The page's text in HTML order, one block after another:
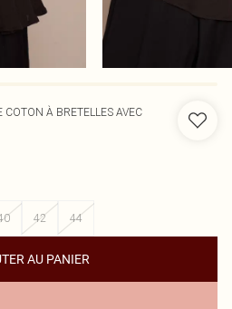
À BRETELLES AVEC
42 44
AU PANIER